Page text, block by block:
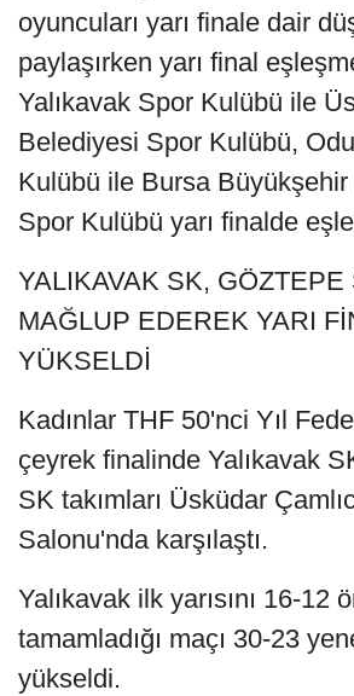
oyuncuları yarı finale dair
paylaşırken yarı final
Yalıkavak Spor Kulübü ile
Belediyesi Spor Kulübü,
Kulübü ile Bursa
Spor Kulübü yarı finalde
YALIKAVAK SK, GÖZTEPE
MAĞLUP EDEREK YARI
YÜKSELDİ
Kadınlar THF 50'nci Yıl
çeyrek finalinde Yalıkavak
SK takımları Üsküdar
Salonu'nda karşılaştı.
Yalıkavak ilk yarısını 16-12
tamamladığı maçı 30-23
yükseldi.